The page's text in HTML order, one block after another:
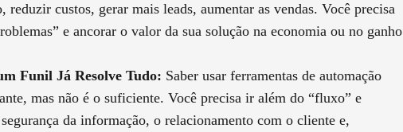
reduzir custos, gerar mais leads, aumentar as vendas. Você precisa
e ancorar o valor da sua solução na economia ou no ganho
Funil Já Resolve Tudo: Saber usar ferramentas de automação
mas não é o suficiente. Você precisa ir além do “fluxo” e
da informação, o relacionamento com o cliente e,